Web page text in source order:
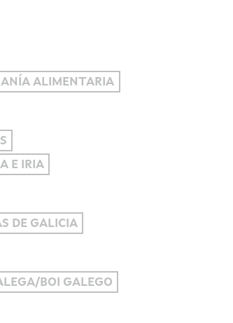
ALIMENTARIA
E IRIA
DE GALICIA
BOI GALEGO